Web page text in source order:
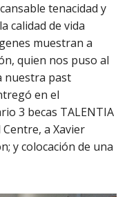
tenacidad y
calidad de vida
muestran a
quien nos puso al
nuestra past
en el
3 becas TALENTIA
a Xavier
y colocación de una